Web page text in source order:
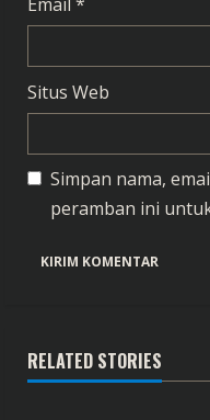
Situs Web
Simpan nama,
peramban ini
RELATED STORIES